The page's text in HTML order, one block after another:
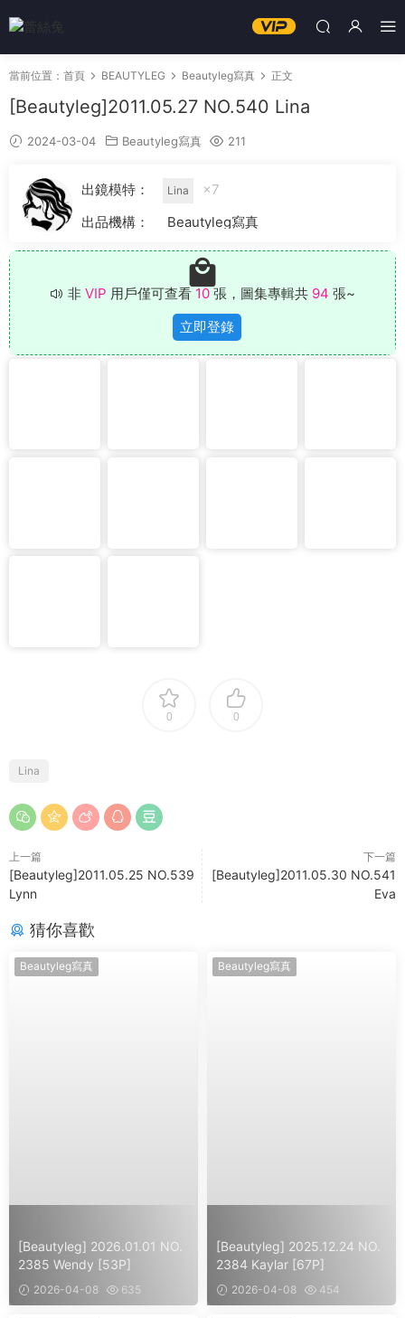
當前位置： 首頁 BEAUTYLEG Beautyleg寫真 正文
[Beautyleg]2011.05.27 NO.540 Lina
2024-03-04 Beautyleg寫真 211
出鏡模特： Lina
×7
出品機構：
Beautyleg寫真
非 VIP 用戶僅可查看 10 張，圖集專輯共 94 張~
立即登錄
0 0
Lina
上一篇
[Beautyleg]2011.05.25 NO.539
Lynn
下一篇
[Beautyleg]2011.05.30 NO.541
Eva
猜你喜歡
Beautyleg寫真
[Beautyleg] 2026.01.01 NO.
2385 Wendy [53P]
2026-04-08 635
Beautyleg寫真
[Beautyleg] 2025.12.24 NO.
2384 Kaylar [67P]
2026-04-08 454